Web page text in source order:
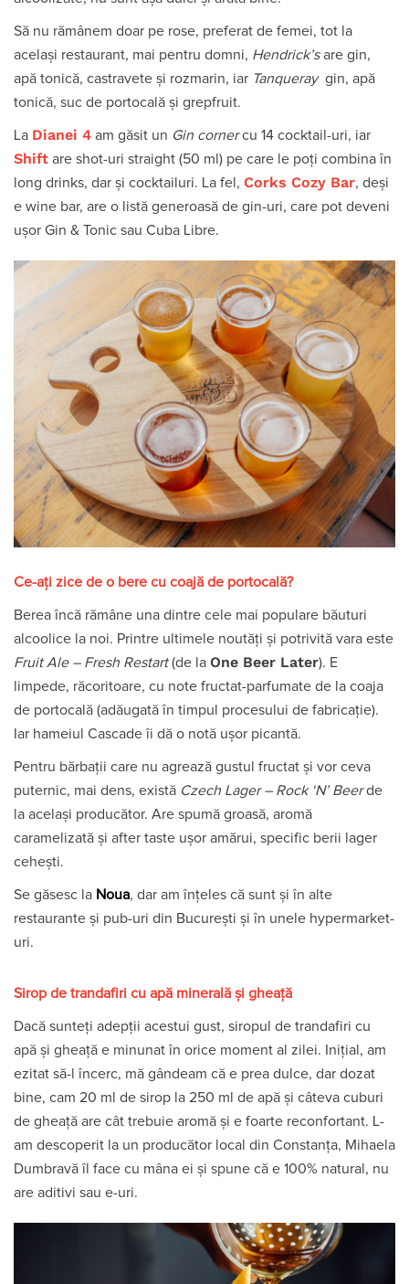
Să nu rămânem doar pe rose, preferat de femei, tot la
același restaurant, mai pentru domni, Hendrick’sare gin,
apă tonică, castravete și rozmarin, iar Tanqueraygin, apă
tonică, suc de portocală și grepfruit.
La Dianei 4 am găsit un Gin cornercu 14 cocktail-uri, iar
Shift are shot-uri straight (50 ml) pe care le poți combina în
long drinks, dar și cocktailuri. La fel, Corks Cozy Bar, deși
e wine bar, are o listă generoasă de gin-uri, care pot deveni
ușor Gin & Tonic sau Cuba Libre.
Ce-ați zice de o bere cu coajă de portocală?
Berea încă rămâne una dintre cele mai populare băuturi
alcoolice la noi. Printre ultimele noutăți și potrivită vara este
Fruit Ale – Fresh Restart(de la One Beer Later). E
limpede, răcoritoare, cu note fructat-parfumate de la coaja
de portocală (adăugată în timpul procesului de fabricație).
Iar hameiul Cascade îi dă o notă ușor picantă.
Pentru bărbații care nu agrează gustul fructat și vor ceva
puternic, mai dens, există Czech Lager – Rock ‘N’ Beerde
la același producător. Are spumă groasă, aromă
caramelizată și after taste ușor amărui, specific berii lager
cehești.
Se găsesc la Noua, dar am înțeles că sunt și în alte
restaurante și pub-uri din București și în unele hypermarket-
uri.
Sirop de trandafiri cu apă minerală și gheață
Dacă sunteți adepții acestui gust, siropul de trandafiri cu
apă și gheață e minunat în orice moment al zilei. Inițial, am
ezitat să-l încerc, mă gândeam că e prea dulce, dar dozat
bine, cam 20 ml de sirop la 250 ml de apă și câteva cuburi
de gheață are cât trebuie aromă și e foarte reconfortant. L-
am descoperit la un producător local din Constanța, Mihaela
Dumbravă îl face cu mâna ei și spune că e 100% natural, nu
are aditivi sau e-uri.